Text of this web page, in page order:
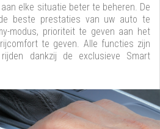
elke situatie beter te beheren. De
beste prestaties van uw auto te
modus, prioriteit te geven aan het
te geven. Alle functies zijn
dankzij de exclusieve Smart